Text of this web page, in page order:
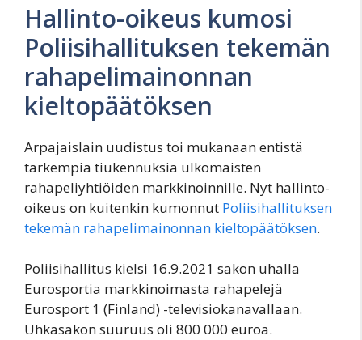
Hallinto-oikeus kumosi
Poliisihallituksen tekemän
rahapelimainonnan
kieltopäätöksen
Arpajaislain uudistus toi mukanaan entistä
tarkempia tiukennuksia ulkomaisten
rahapeliyhtiöiden markkinoinnille. Nyt hallinto-
oikeus on kuitenkin kumonnut Poliisihallituksen
tekemän rahapelimainonnan kieltopäätöksen.
Poliisihallitus kielsi 16.9.2021 sakon uhalla
Eurosportia markkinoimasta rahapelejä
Eurosport 1 (Finland) -televisiokanavallaan.
Uhkasakon suuruus oli 800 000 euroa.